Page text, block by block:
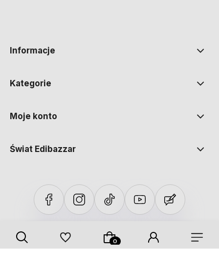
Informacje
Kategorie
Moje konto
Świat Edibazzar
od GrowCommerce